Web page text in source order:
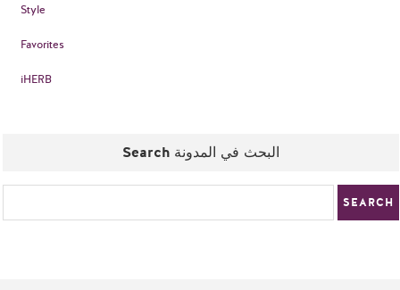
Style
Favorites
iHERB
Search البحث في المدونة